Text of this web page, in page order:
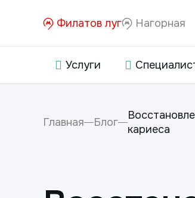
Филатов луг Нагорная
Услуги
Главная Блог
кариеса